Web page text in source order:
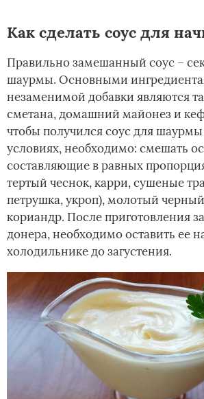
Как сделать соус для
Правильно замешанный соус –
шаурмы. Основными
незаменимой добавки являются
сметана, домашний майонез и
чтобы получился соус для
условиях, необходимо: смешать
составляющие в равных
тертый чеснок, карри, сушеные
петрушка, укроп), молотый
кориандр. После приготовления
донера, необходимо оставить ее
холодильнике до загустения.